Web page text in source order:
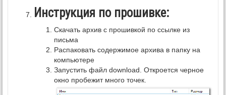
Инструкция по прошивке:
Скачать архив с прошивкой по ссылке из
письма
Распаковать содержимое архива в папку на
компьютере
Запустить файл download. Откроется черное
окно пробежит много точек.